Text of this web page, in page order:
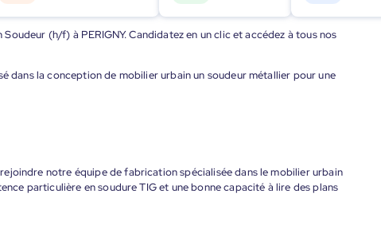
(h/f) à PERIGNY. Candidatez en un clic et accédez à tous nos
dans la conception de mobilier urbain un soudeur métallier pour une
notre équipe de fabrication spécialisée dans le mobilier urbain
particulière en soudure TIG et une bonne capacité à lire des plans